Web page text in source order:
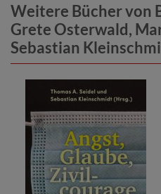
Weitere Bücher von
Grete Osterwald,
Sebastian